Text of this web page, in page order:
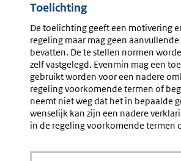
Toelichting
De toelichting geeft een motivering
regeling maar mag geen
bevatten. De te stellen normen
zelf vastgelegd. Evenmin mag een
gebruikt worden voor een nadere
regeling voorkomende termen of
neemt niet weg dat het in bepaalde
wenselijk kan zijn een nadere
in de regeling voorkomende termen